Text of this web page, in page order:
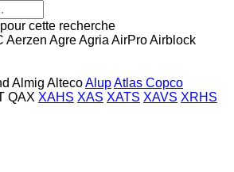
cette recherche
Aerzen AgreAgria AirProAirblock
Almig AltecoAlupAtlas Copco
QAX XAHS XAS XATS XAVS XRHS